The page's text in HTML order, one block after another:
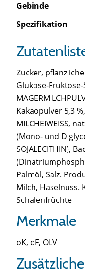
Gebinde
Spezifikation
Zucker,
Glukose-Fruktose-
Kakaopulver 5,3
MILCHEIWEISS,
(Mono- und
SOJALECITHIN),
Palmöl, Salz.
Milch, Haselnuss.
Schalenfrüchte
Merkmale
oK, oF, OLV